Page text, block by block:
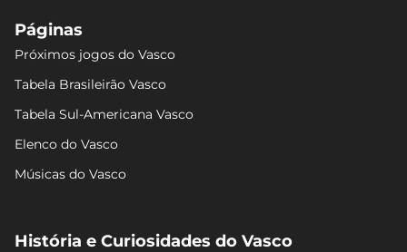
Páginas
Próximos jogos do Vasco
Tabela Brasileirão Vasco
Tabela Sul-Americana Vasco
Elenco do Vasco
Músicas do Vasco
História e Curiosidades do Vasco